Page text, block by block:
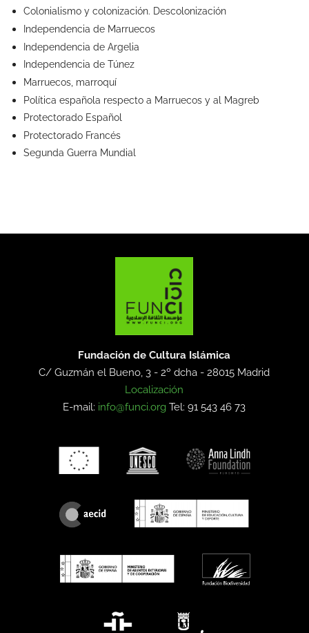
Colonialismo y colonización. Descolonización
Independencia de Marruecos
Independencia de Argelia
Independencia de Túnez
Marruecos, marroquí
Política española respecto a Marruecos y al Magreb
Protectorado Español
Protectorado Francés
Segunda Guerra Mundial
Fundación de Cultura Islámica
C/ Guzmán el Bueno, 3 - 2º dcha -28015 Madrid
Localización
E-mail: info@funci.org Tel: 91 543 46 73